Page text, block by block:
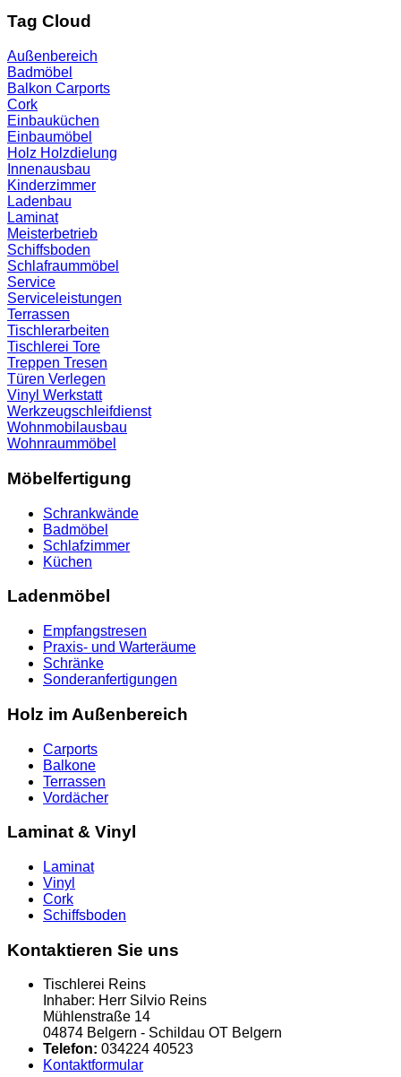
Tag Cloud
Außenbereich
Badmöbel
Balkon Carports
Cork
Einbauküchen
Einbaumöbel
Holz Holzdielung
Innenausbau
Kinderzimmer
Ladenbau
Laminat
Meisterbetrieb
Schiffsboden
Schlafraummöbel
Service
Serviceleistungen
Terrassen
Tischlerarbeiten
Tischlerei Tore
Treppen Tresen
Türen Verlegen
Vinyl Werkstatt
Werkzeugschleifdienst
Wohnmobilausbau
Wohnraummöbel
Möbelfertigung
Schrankwände
Badmöbel
Schlafzimmer
Küchen
Ladenmöbel
Empfangstresen
Praxis- und Warteräume
Schränke
Sonderanfertigungen
Holz im Außenbereich
Carports
Balkone
Terrassen
Vordächer
Laminat & Vinyl
Laminat
Vinyl
Cork
Schiffsboden
Kontaktieren Sie uns
Tischlerei Reins
Inhaber: Herr Silvio Reins
Mühlenstraße 14
04874 Belgern - Schildau OT Belgern
Telefon: 034224 40523
Kontaktformular